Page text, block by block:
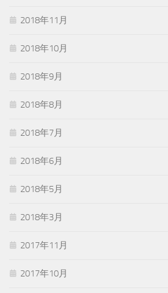
2018年11月
2018年10月
2018年9月
2018年8月
2018年7月
2018年6月
2018年5月
2018年3月
2017年11月
2017年10月